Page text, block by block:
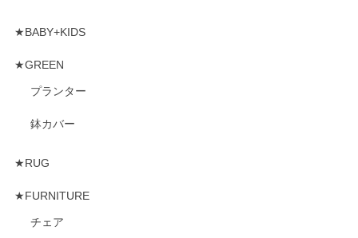
★BABY+KIDS
★GREEN
プランター
鉢カバー
★RUG
★FURNITURE
チェア